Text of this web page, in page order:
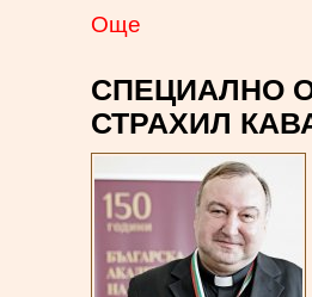
Oще
СПЕЦИАЛНО
СТРАХИЛ